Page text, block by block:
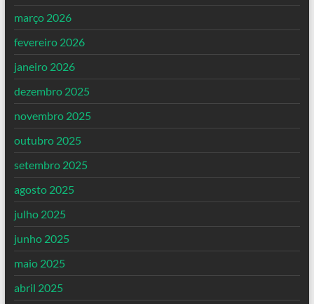
março 2026
fevereiro 2026
janeiro 2026
dezembro 2025
novembro 2025
outubro 2025
setembro 2025
agosto 2025
julho 2025
junho 2025
maio 2025
abril 2025